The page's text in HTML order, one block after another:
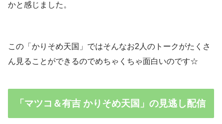
かと感じました。
この「かりそめ天国」ではそんなお2人のトークがたくさ
ん見ることができるのでめちゃくちゃ面白いのです☆
「マツコ＆有吉 かりそめ天国 」の見逃し配信